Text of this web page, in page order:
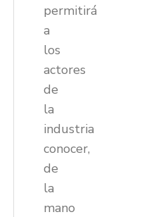
permitirá
a
los
actores
de
la
industria
conocer,
de
la
mano